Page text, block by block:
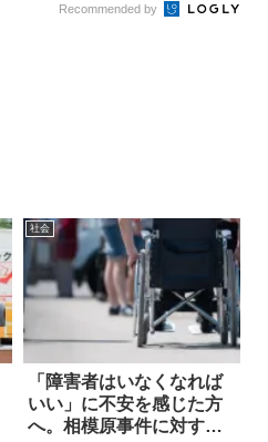
Recommended by
社会
「障害者はいなくなれば
いい」に不安を感じた方
へ。相模原事件に対する